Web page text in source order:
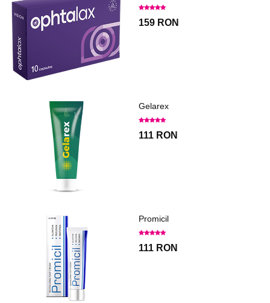
159 RON
Gelarex
111 RON
Promicil
111 RON